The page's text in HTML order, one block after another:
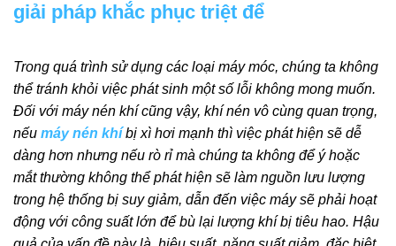
giải pháp khắc phục triệt để
Trong quá trình sử dụng các loại máy móc, chúng ta không
thể tránh khỏi việc phát sinh một số lỗi không mong muốn.
Đối với máy nén khí cũng vậy, khí nén vô cùng quan trọng,
nếu máy nén khíbị xì hơi mạnh thì việc phát hiện sẽ dễ
dàng hơn nhưng nếu rò rỉ mà chúng ta không để ý hoặc
mắt thường không thể phát hiện sẽ làm nguồn lưu lượng
trong hệ thống bị suy giảm, dẫn đến việc máy sẽ phải hoạt
động với công suất lớn để bù lại lượng khí bị tiêu hao. Hậu